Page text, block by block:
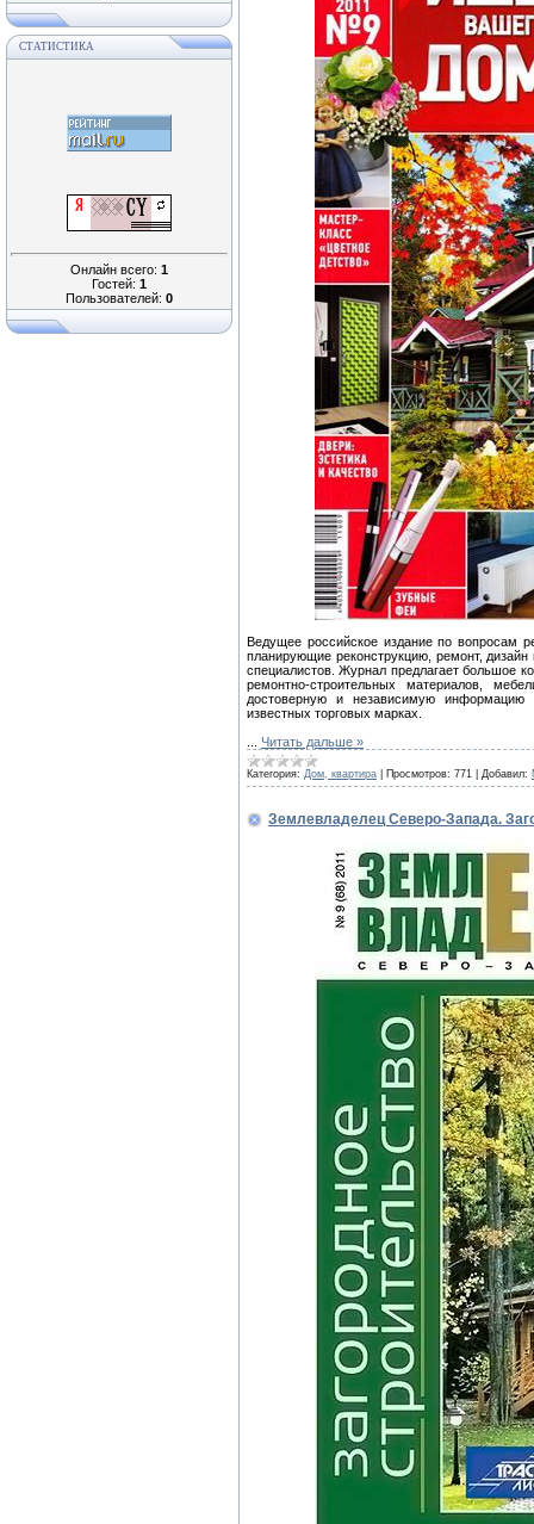
СТАТИСТИКА
Онлайн всего: 1
Гостей: 1
Пользователей: 0
Ведущее российское издание по вопросам
планирующие реконструкцию, ремонт,
специалистов. Журнал предлагает большое
ремонтно-строительных материалов,
достоверную и независимую
известных торговых марках.
Читать дальше »
Категория: Дом, квартира Просмотров: 771 Добавил:
Землевладелец Северо-Запада.